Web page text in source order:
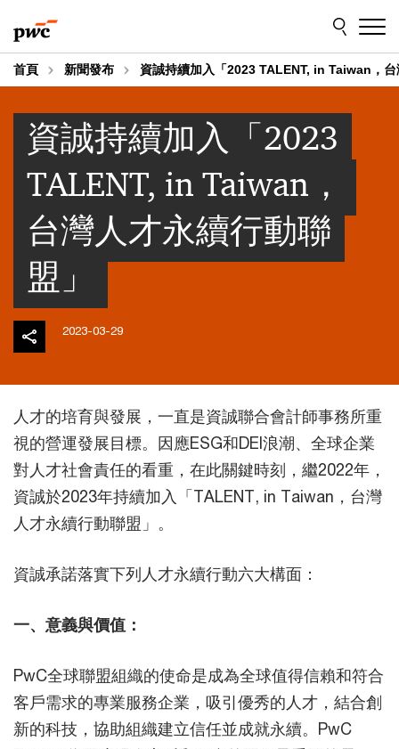
to
content
to
footer
首頁 新聞發布 資誠持續加入「2023 TALENT, in Taiwan，
資誠持續加入「2023
TALENT, in Taiwan，
台灣人才永續行動聯
盟」
2023-03-29
人才的培育與發展，一直是資誠聯合會計師事務所重
視的營運發展目標。因應ESG和DEI浪潮、全球企業
對人才社會責任的看重，在此關鍵時刻，繼2022年，
資誠於2023年持續加入「TALENT, in Taiwan，台灣
人才永續行動聯盟」。
資誠承諾落實下列人才永續行動六大構面：
一、意義與價值：
PwC全球聯盟組織的使命是成為全球值得信賴和符合
客戶需求的專業服務企業，吸引優秀的人才，結合創
新的科技，協助組織建立信任並成就永續。PwC